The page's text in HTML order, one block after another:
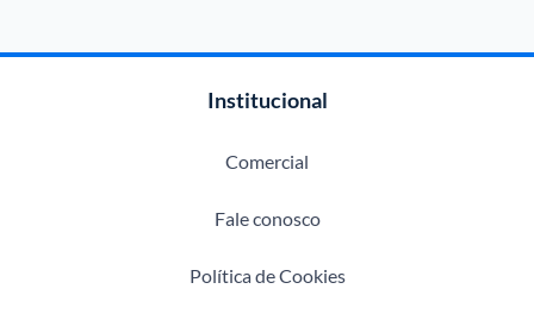
Institucional
Comercial
Fale conosco
Política de Cookies